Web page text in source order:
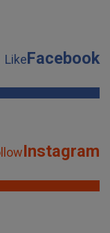
LikeFacebook
Instagram